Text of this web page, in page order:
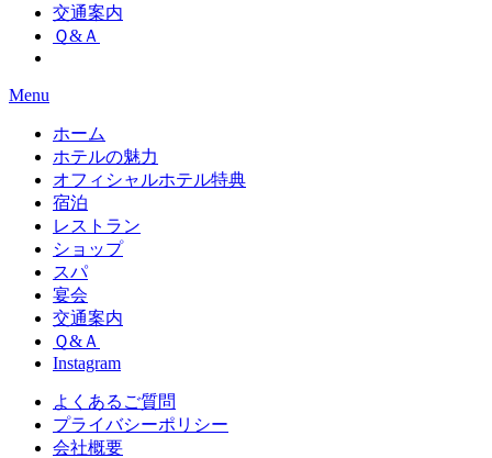
交通案内
Ｑ&Ａ
Menu
ホーム
ホテルの魅力
オフィシャルホテル特典
宿泊
レストラン
ショップ
スパ
宴会
交通案内
Ｑ&Ａ
Instagram
よくあるご質問
プライバシーポリシー
会社概要